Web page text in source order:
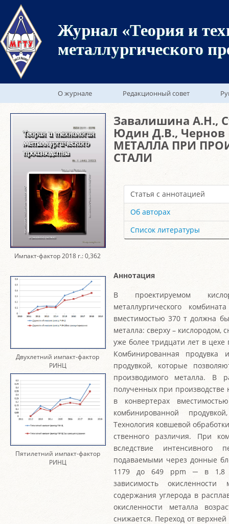
Журнал «Теория и
металлургического
О журнале Редакционный совет
Импакт-фактор 2018 г.: 0,362
Двухлетний импакт-фактор
РИНЦ
Пятилетний импакт-фактор
РИНЦ
Завалишина А.Н.,
Юдин Д.В.,
МЕТАЛЛА ПРИ
СТАЛИ
Статья с аннотацией
Об авторах
Список литературы
Аннотация
В проектируемом
металлургического
вместимостью 370 т должна
металла: сверху – кислородом,
уже более тридцати лет в цехе
Комбинированная
продувкой, которые
производимого металла. В
полученных при производстве
в конвертерах
комбинированной
Технология ковшевой
ственного различия. При
вследствие интенсивного
подаваемыми через донные
1179 до 649 ppm ─ в 1,8
зависимость
содержания углерода в
окисленности металла
снижается. Переход от